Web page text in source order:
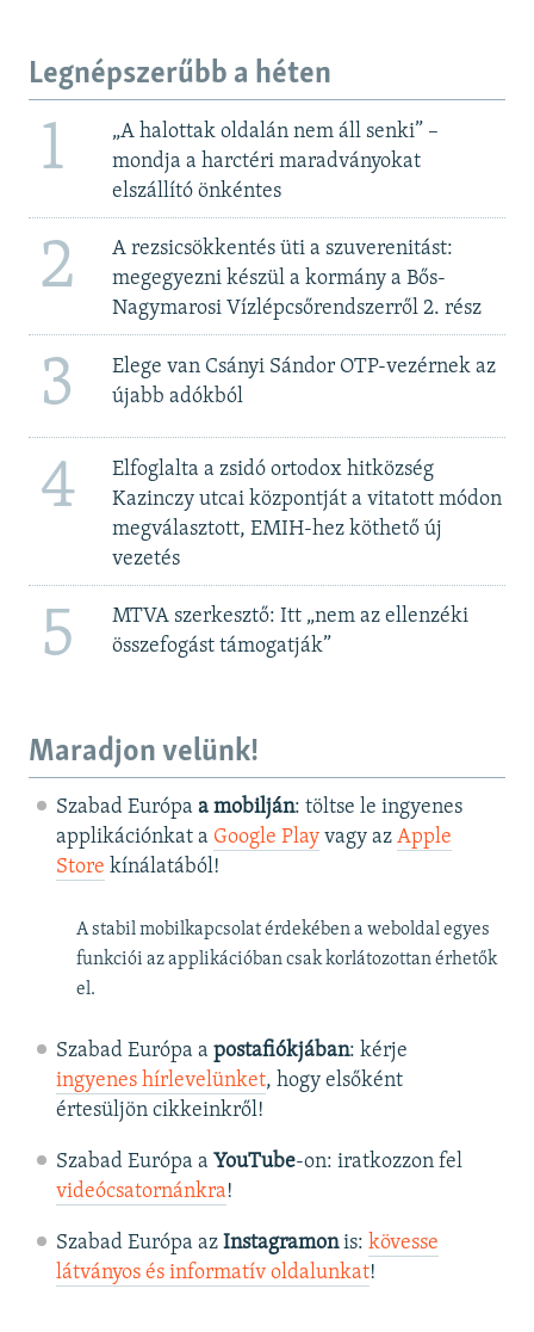
Legnépszerűbb a héten
1
„A halottak oldalán nem áll senki” –
mondja a harctéri maradványokat
elszállító önkéntes
2
A rezsicsökkentés üti a szuverenitást:
megegyezni készül a kormány a Bős-
Nagymarosi Vízlépcsőrendszerről 2. rész
3
Elege van Csányi Sándor OTP-vezérnek az
újabb adókból
4
Elfoglalta a zsidó ortodox hitközség
Kazinczy utcai központját a vitatott módon
megválasztott, EMIH-hez köthető új
vezetés
5
MTVA szerkesztő: Itt „nem az ellenzéki
összefogást támogatják”
Maradjon velünk!
Szabad Európa a mobilján: töltse le ingyenes
applikációnkat a Google Playvagy az Apple
Store kínálatából!
A stabil mobilkapcsolat érdekében a weboldal egyes
funkciói az applikációban csak korlátozottan érhetők
el.
Szabad Európa a postafiókjában: kérje
ingyenes hírlevelünket, hogy elsőként
értesüljön cikkeinkről!
Szabad Európa a YouTube-on: iratkozzon fel
videócsatornánkra!
Szabad Európa az Instagramonis: kövesse
látványos és informatív oldalunkat! ​